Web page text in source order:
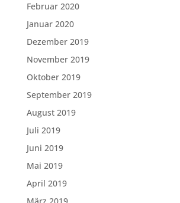
Februar 2020
Januar 2020
Dezember 2019
November 2019
Oktober 2019
September 2019
August 2019
Juli 2019
Juni 2019
Mai 2019
April 2019